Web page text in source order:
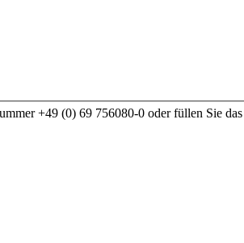
+49 (0) 69 756080-0 oder füllen Sie